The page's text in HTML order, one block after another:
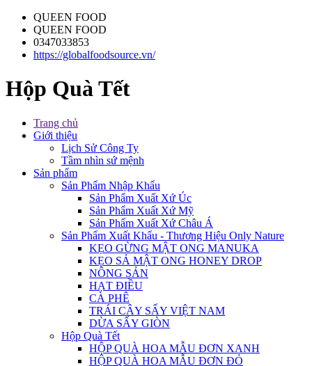
QUEEN FOOD
QUEEN FOOD
0347033853
https://globalfoodsource.vn/
Hộp Quà Tết
Trang chủ
Giới thiệu
Lịch Sử Công Ty
Tầm nhìn sứ mệnh
Sản phẩm
Sản Phẩm Nhập Khẩu
Sản Phẩm Xuất Xứ Úc
Sản Phẩm Xuất Xứ Mỹ
Sản Phẩm Xuất Xứ Châu Á
Sản Phẩm Xuất Khẩu - Thương Hiệu Only Nature
KẸO GỪNG MẬT ONG MANUKA
KẸO SẢ MẬT ONG HONEY DROP
NÔNG SẢN
HẠT ĐIỀU
CÀ PHÊ
TRÁI CÂY SẤY VIỆT NAM
DỪA SẤY GIÒN
Hộp Quà Tết
HỘP QUÀ HOA MẪU ĐƠN XANH
HỘP QUÀ HOA MẪU ĐƠN ĐỎ